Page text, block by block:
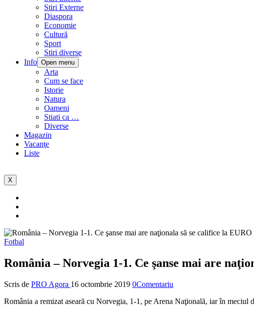
Stiri Externe
Diaspora
Economie
Cultură
Sport
Stiri diverse
Info Open menu
Arta
Cum se face
Istorie
Natura
Oameni
Stiati ca …
Diverse
Magazin
Vacanţe
Liste
X
Fotbal
România – Norvegia 1-1. Ce şanse mai are
Scris de PRO Agora 16 octombrie 2019 0Comentariu
România a remizat aseară cu Norvegia, 1-1, pe Arena Naţională, iar în meciul